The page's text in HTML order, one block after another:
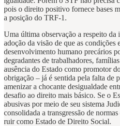
pois o direito positivo fornece bases
a posição do TRF-1.
Uma última observação a respeito
adoção da visão de que as condições
desenvolvimento humano precários
degradantes de trabalhadores,
ausência do Estado como promotor
obrigação – já é sentida pela falta de
amenizar a chocante desigualdade
desafio ao direito mais básico. Se o
abusivas por meio de seu sistema
consolidada a transgressão de
ruir como Estado de Direito Social.